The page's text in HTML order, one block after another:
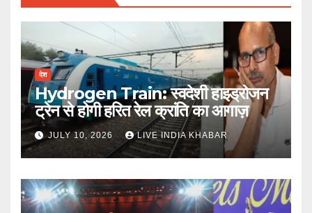
देश
Hydrogen Train: स्वदेशी हाइड्रोजन
ट्रेन से होगी हरित रेल क्रांति का आगाज़
JULY 10, 2026 LIVE INDIA KHABAR